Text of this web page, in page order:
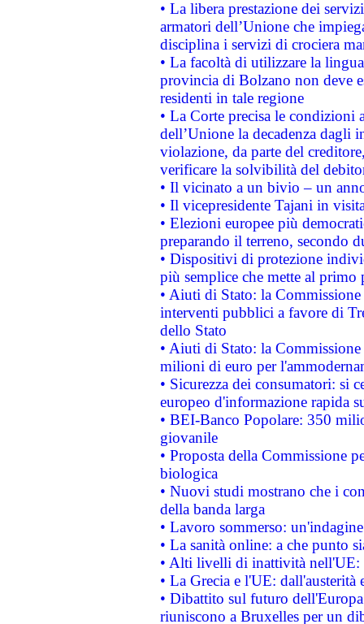
• La libera prestazione dei
armatori dell’Unione che
disciplina i servizi di crociera
• La facoltà di utilizzare la
provincia di Bolzano non deve
residenti in tale regione
• La Corte precisa le
dell’Unione la decadenza dagli
violazione, da parte del
verificare la solvibilità del
• Il vicinato a un bivio – un
• Il vicepresidente Tajani in
• Elezioni europee più
preparando il terreno, secondo
• Dispositivi di protezione
più semplice che mette al primo
• Aiuti di Stato: la
interventi pubblici a favore di
dello Stato
• Aiuti di Stato: la
milioni di euro per
• Sicurezza dei consumatori: si
europeo d'informazione rapida
• BEI-Banco Popolare: 350
giovanile
• Proposta della Commissione
biologica
• Nuovi studi mostrano che i
della banda larga
• Lavoro sommerso:
• La sanità online: a che punto
• Alti livelli di inattività nell'UE:
• La Grecia e l'UE: dall'austerità
• Dibattito sul futuro
riuniscono a Bruxelles per un